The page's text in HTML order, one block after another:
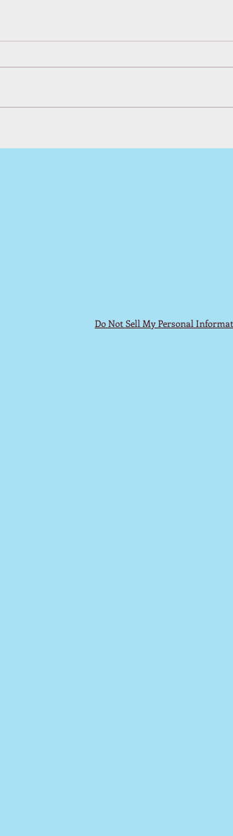
Do Not Sell My Personal